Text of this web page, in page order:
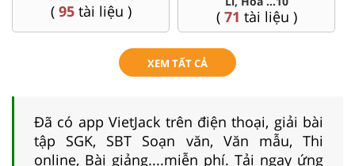
(71tài liệu ) ( 8tài liệu )
XEM TẤT CẢ
Đã có app VietJack trên điện thoại, giải bài
tập SGK, SBT Soạn văn, Văn mẫu, Thi
online, Bài giảng....miễn phí. Tải ngay ứng